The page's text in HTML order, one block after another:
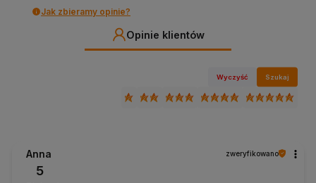
Jak zbieramy opinie?
Opinie klientów
Wyczyść Szukaj
Anna zweryfikowano
5